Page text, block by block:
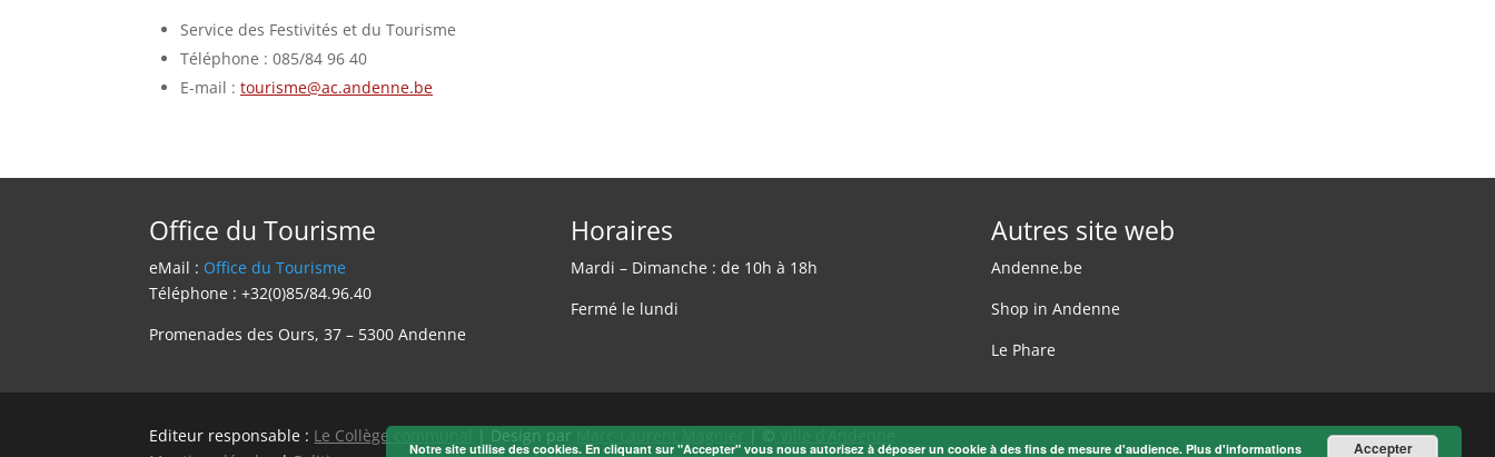
Service des Festivités et du Tourisme
Téléphone : 085/84 96 40
E-mail : tourisme@ac.andenne.be
Office du Tourisme
eMail : Office du Tourisme
Téléphone : +32(0)85/84.96.40
Promenades des Ours, 37 – 5300 Andenne
Horaires
Mardi – Dimanche : de 10h à 18h
Fermé le lundi
Autres site web
Andenne.be
Shop in Andenne
Le Phare
Editeur responsable : Le Collège communal | Design par | ©
Notre site utilise des cookies. En cliquant sur "Accepter" vous nous autorisez à déposer un cookie à des fins de mesure d'audience. Plus d'informations Accepter